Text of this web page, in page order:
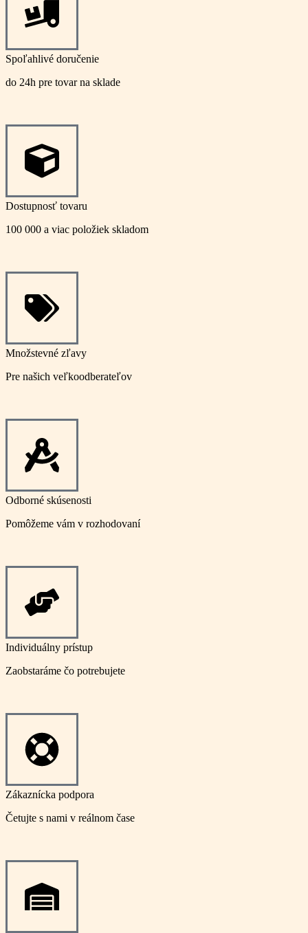
Spoľahlivé doručenie
do 24h pre tovar na sklade
Dostupnosť tovaru
100 000 a viac položiek skladom
Množstevné zľavy
Pre našich veľkoodberateľov
Odborné skúsenosti
Pomôžeme vám v rozhodovaní
Individuálny prístup
Zaobstaráme čo potrebujete
Zákaznícka podpora
Četujte s nami v reálnom čase